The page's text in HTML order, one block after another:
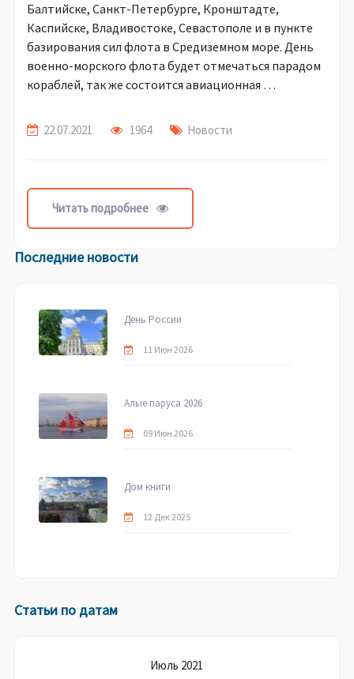
Балтийске, Санкт-Петербурге, Кронштадте,
Каспийске, Владивостоке, Севастополе и в пункте
базирования сил флота в Средиземном море. День
военно-морского флота будет отмечаться парадом
кораблей, так же состоится авиационная …
22.07.2021 1964 Новости
Читать подробнее
Последние новости
День России
11 Июн 2026
Алые паруса 2026
09 Июн 2026
Дом книги
12 Дек 2025
Статьи по датам
Июль 2021